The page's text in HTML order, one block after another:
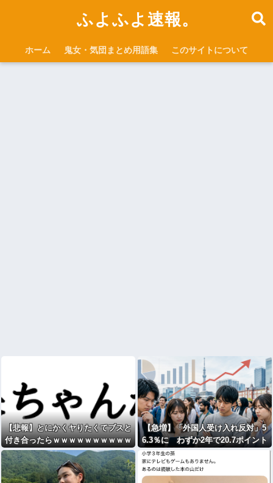
ふよふよ速報。
ホーム 鬼女・気団まとめ用語集 このサイトについて
【悲報】とにかくヤりたくてブスと
付き合ったらｗｗｗｗｗｗｗｗｗｗ
ｗwwww
【急増】「外国人受け入れ反対」5
6.3％に わずか2年で20.7ポイント
増、東大調査「若い世代ほど増加」